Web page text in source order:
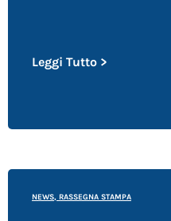
Leggi Tutto >
NEWS, RASSEGNA STAMPA